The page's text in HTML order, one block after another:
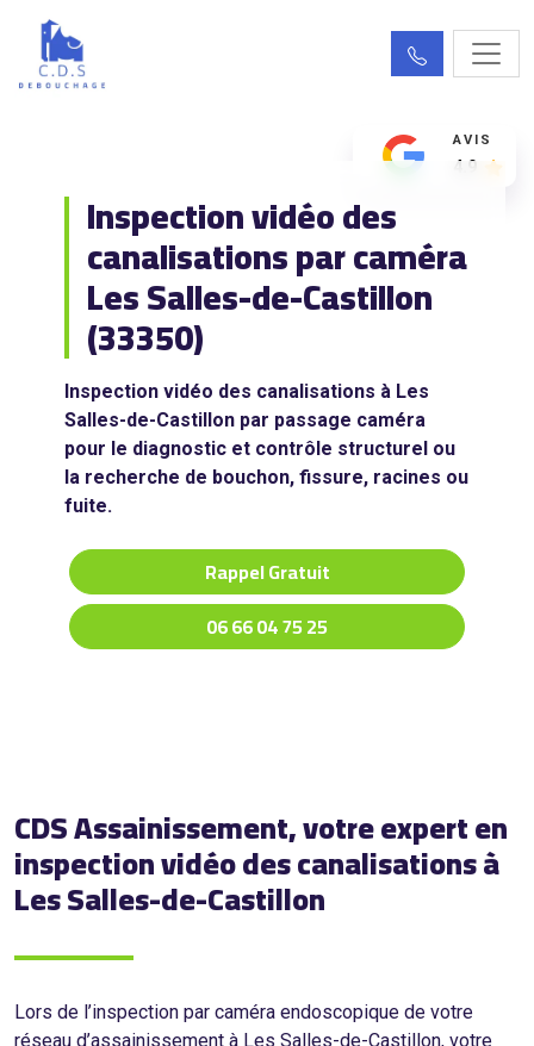
AVIS
4.9
Inspection vidéo des
canalisations par caméra
Les Salles-de-Castillon
(33350)
Inspection vidéo des canalisations à Les
Salles-de-Castillon par passage caméra
pour le diagnostic et contrôle structurel ou
la recherche de bouchon, fissure, racines ou
fuite.
Rappel Gratuit
06 66 04 75 25
CDS Assainissement, votre expert en
inspection vidéo des canalisations à
Les Salles-de-Castillon
Lors de l’inspection par caméra endoscopique de votre
réseau d’assainissement à Les Salles-de-Castillon, votre